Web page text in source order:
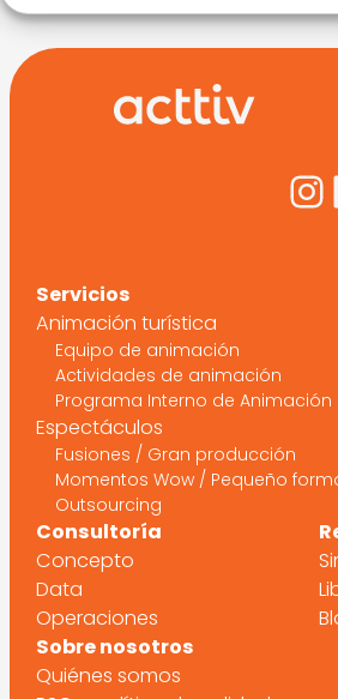
Servicios
Animación turística
Equipo de animación
Actividades de animación
Programa Interno de Animación
Espectáculos
Fusiones / Gran producción
Momentos Wow / Pequeño
Outsourcing
Consultoría
Concepto
Data
Operaciones
Sobre nosotros
Quiénes somos